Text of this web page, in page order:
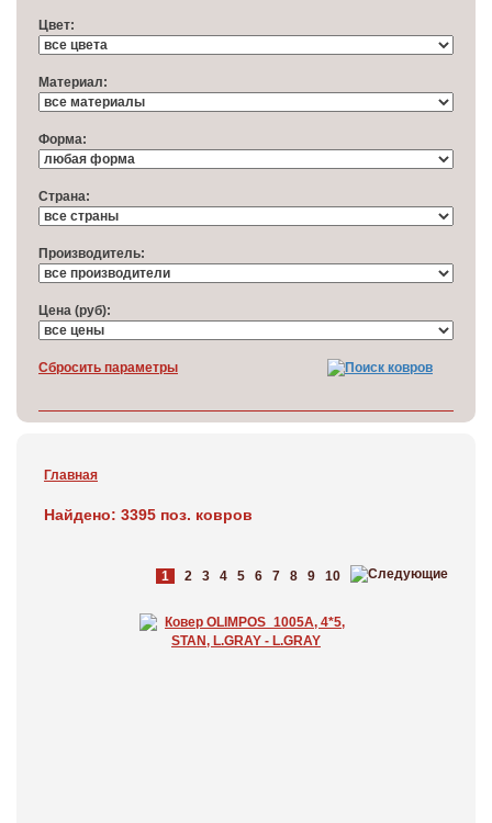
Цвет:
Материал:
Форма:
Cтрана:
Производитель:
Цена (руб):
Cбросить параметры
Главная
Найдено: 3395 поз. ковров
1 2 3 4 5 6 7 8 9 10